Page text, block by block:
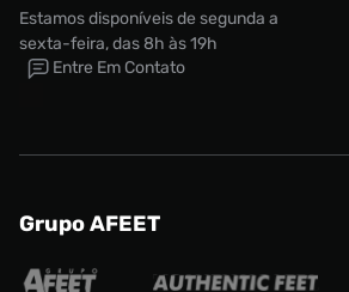
Estamos disponíveis de segunda a
sexta-feira, das 8h às 19h
Entre Em Contato
Grupo AFEET